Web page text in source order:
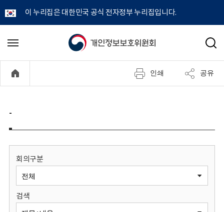
이 누리집은 대한민국 공식 전자정부 누리집입니다.
개
정
보
원
메
기
검
인쇄 공유
-
회의구분
검색